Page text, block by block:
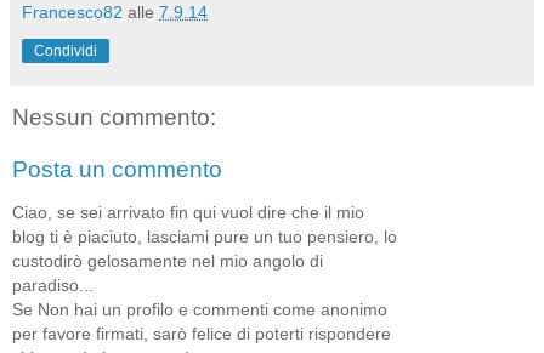
Francesco82 alle 7.9.14
Condividi
Nessun commento:
Posta un commento
Ciao, se sei arrivato fin qui vuol dire che il mio
blog ti è piaciuto, lasciami pure un tuo pensiero, lo
custodirò gelosamente nel mio angolo di
paradiso...
Se Non hai un profilo e commenti come anonimo
per favore firmati, sarò felice di poterti rispondere